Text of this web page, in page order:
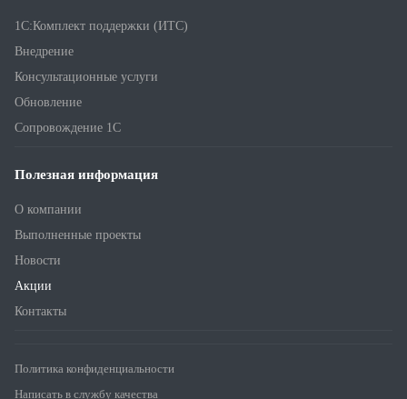
1С:Комплект поддержки (ИТС)
Внедрение
Консультационные услуги
Обновление
Сопровождение 1С
Полезная информация
О компании
Выполненные проекты
Новости
Акции
Контакты
Политика конфиденциальности
Написать в службу качества